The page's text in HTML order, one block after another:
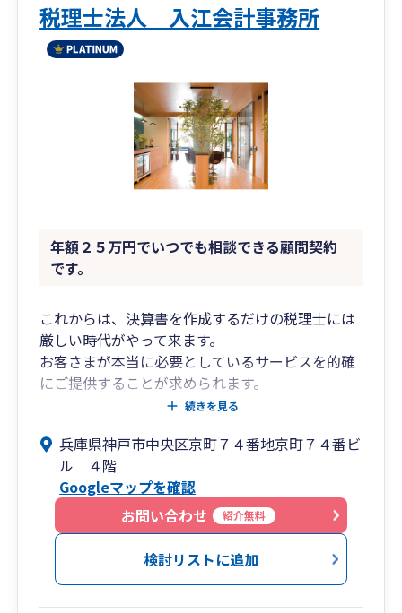
税理士法人 入江会計事務所
年額２５万円でいつでも相談できる顧問契約
です。
これからは、決算書を作成するだけの税理士には
厳しい時代がやって来ます。
お客さまが本当に必要としているサービスを的確
にご提供することが求められます。
て培ったノウハウに基づく助言、
25名の総合事務所としての組織対応力により、ス
ピーディに対応します。
スタートアップしたばかりの経営者さんや、エン
ジニアさん等の一人法人様を
月額10,000円、決算料30,000円～で、専属スタッ
続きを見る
兵庫県神戸市中央区京町７４番地京町７４番ビ
ル ４階
Googleマップを確認
お問い合わせ
紹介無料
検討リストに追加